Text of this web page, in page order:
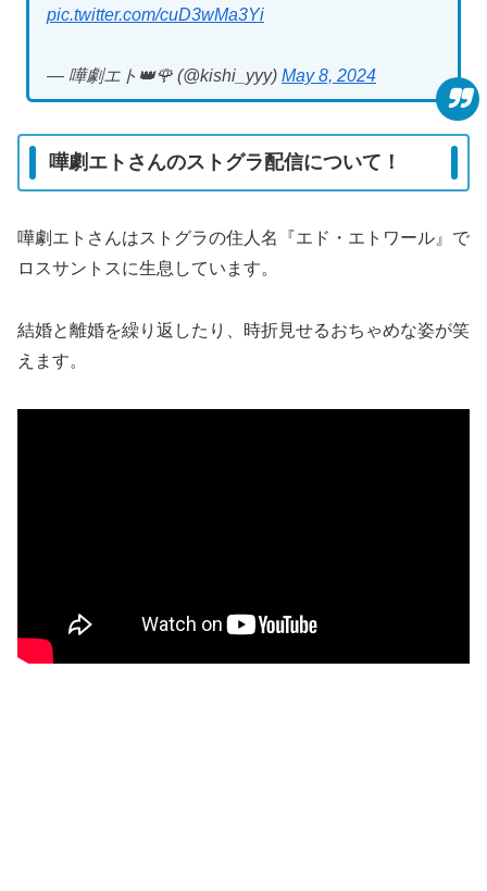
pic.twitter.com/cuD3wMa3Yi
— 嘩劇エト👑🌹 (@kishi_yyy) May 8, 2024
嘩劇エトさんのストグラ配信について！
嘩劇エトさんはストグラの住人名『エド・エトワール』で
ロスサントスに生息しています。
結婚と離婚を繰り返したり、時折見せるおちゃめな姿が笑
えます。